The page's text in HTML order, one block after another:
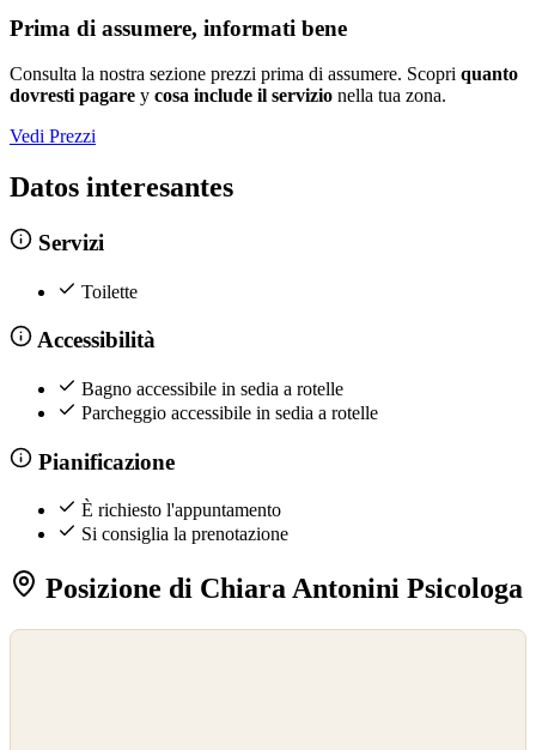
Prima di assumere, informati bene
Consulta la nostra sezione prezzi prima di assumere. Scopri quanto
dovresti pagare y cosa include il servizio nella tua zona.
Vedi Prezzi
Datos interesantes
Servizi
Toilette
Accessibilità
Bagno accessibile in sedia a rotelle
Parcheggio accessibile in sedia a rotelle
Pianificazione
È richiesto l'appuntamento
Si consiglia la prenotazione
Posizione di Chiara Antonini Psicologa